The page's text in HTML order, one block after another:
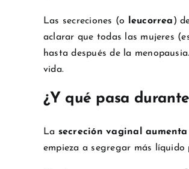
Las secreciones (o leucorrea )
aclarar que todas las mujeres
hasta después de la
vida.
¿Y qué pasa
La secreción vaginal
empieza a segregar más